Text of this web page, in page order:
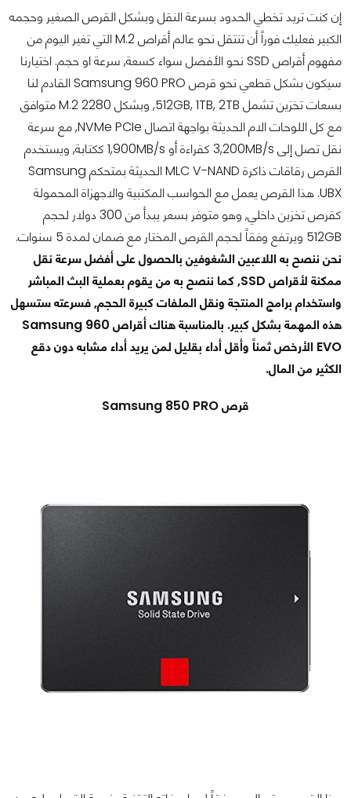
إن كنت تريد تخطي الحدود بسرعة النقل وبشكل القرص الصغير وحجمه
الكبير فعليك فوراً أن تنتقل نحو عالم أقراص M.2 التي تغير اليوم من
مفهوم أقراص SSD نحو الأفضل سواء كسعة, سرعة او حجم. اختيارنا
سيكون بشكل قطعي نحو قرص Samsung 960 PRO القادم لنا
بسعات تخزين تشمل 512GB, 1TB, 2TB, وبشكل M.2 2280 متوافق
مع كل اللوحات الام الحديثة بواجهة اتصال NVMe PCIe, مع سرعة
نقل تصل إلى 3,200MB/s كقراءة أو 1,900MB/s ككتابة, ويستخدم
القرص رقاقات ذاكرة MLC V-NAND الحديثة بمتحكم Samsung
UBX. هذا القرص يعمل مع الحواسب المكتبية والاجهزاة المحمولة
كقرص تخزين داخلي, وهو متوفر بسعر يبدأ من 300 دولار لحجم
512GB ويرتفع وفقاً لحجم القرص المختار مع ضمان لمدة 5 سنوات.
نحن ننصح به اللاعبين الشغوفين بالحصول على أفضل سرعة نقل
ممكنة لأقراص SSD, كما ننصح به من يقوم بعملية البث المباشر
واستخدام برامج المنتجة ونقل الملفات كبيرة الحجم, فسرعته ستسهل
هذه المهمة بشكل كبير. بالمناسبة هناك أقراص Samsung 960
EVO الأرخص ثمناً وأقل أداء بقليل لمن يريد أداء مشابه دون دقع
الكثير من المال.
قرص Samsung 850 PRO